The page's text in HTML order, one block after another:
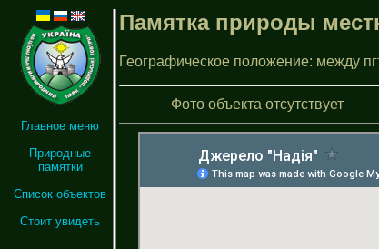
Главное меню
Природные
памятки
Список объектов
Стоит увидеть
Памятка природы
Географическое положение: между
Фото объекта отсутствует